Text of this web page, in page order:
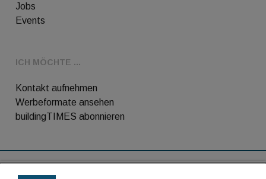
Jobs
Events
ICH MÖCHTE ...
Kontakt aufnehmen
Werbeformate ansehen
buildingTIMES abonnieren